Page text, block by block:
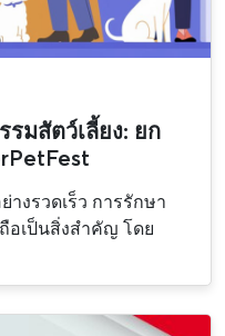
มสัตว์เลี้ยง: ยก
งรวดเร็ว การรักษา
อเป็นสิ่งสำคัญ โดย